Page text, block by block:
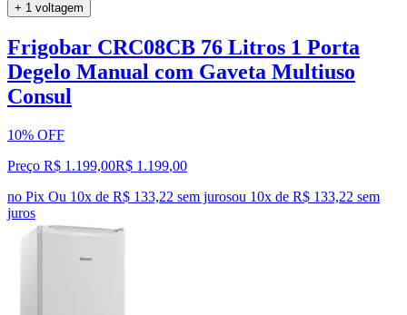
+ 1 voltagem
Frigobar CRC08CB 76 Litros 1 Porta
Degelo Manual com Gaveta Multiuso
Consul
10% OFF
Preço R$ 1.199,00R$ 1.199,00
no Pix Ou 10x de R$ 133,22 sem jurosou 10x de R$ 133,22 sem
juros